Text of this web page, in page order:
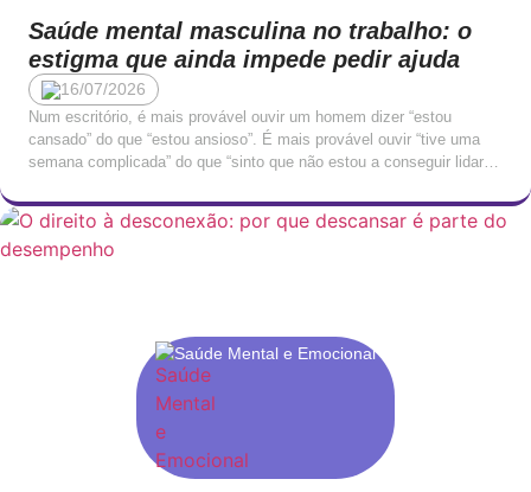
Saúde mental masculina no trabalho: o
estigma que ainda impede pedir ajuda
16/07/2026
Num escritório, é mais provável ouvir um homem dizer “estou
cansado” do que “estou ansioso”. É mais provável ouvir “tive uma
semana complicada” do que “sinto que não estou a conseguir lidar
profissional tende a ser indireta, contida, traduzida em queixas
físicas ou em irritabilidade, raramente nomeada […]
Saúde Mental e Emocional